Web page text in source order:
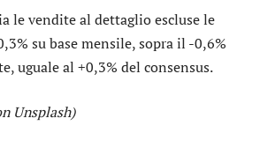
le vendite al dettaglio escluse le
su base mensile, sopra il -0,6%
uguale al +0,3% del consensus.
Unsplash)